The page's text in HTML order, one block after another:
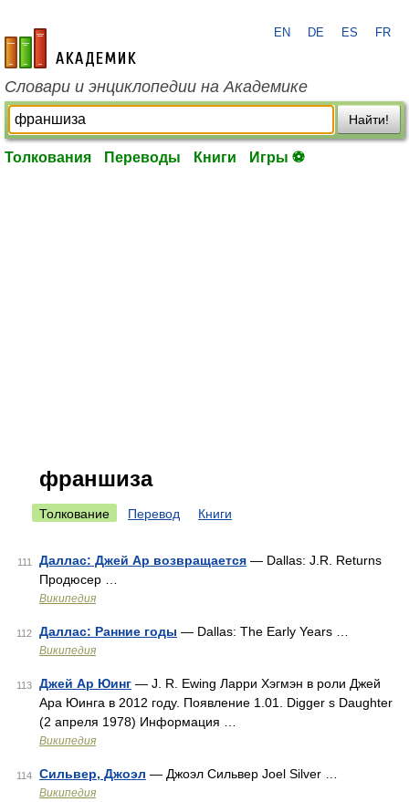
academic.ru
EN DE ES FR
Словари и энциклопедии на Академике
Найти!
Толкования Переводы Книги Игры ⚽
франшиза
Толкование Перевод Книги
111 Даллас: Джей Ар возвращается — Dallas: J.R. Returns
Продюсер …
Википедия
112 Даллас: Ранние годы — Dallas: The Early Years …
Википедия
113 Джей Ар Юинг — J. R. Ewing Ларри Хэгмэн в роли Джей
Ара Юинга в 2012 году. Появление 1.01. Digger s Daughter
(2 апреля 1978) Информация …
Википедия
114 Сильвер, Джоэл — Джоэл Сильвер Joel Silver …
Википедия